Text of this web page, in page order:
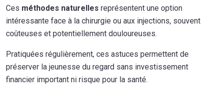
Ces méthodes naturelles représentent une option
intéressante face à la chirurgie ou aux injections, souvent
coûteuses et potentiellement douloureuses.
Pratiquées régulièrement, ces astuces permettent de
préserver la jeunesse du regard sans investissement
financier important ni risque pour la santé.